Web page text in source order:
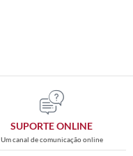
SUPORTE ONLINE
Um canal de comunicação online